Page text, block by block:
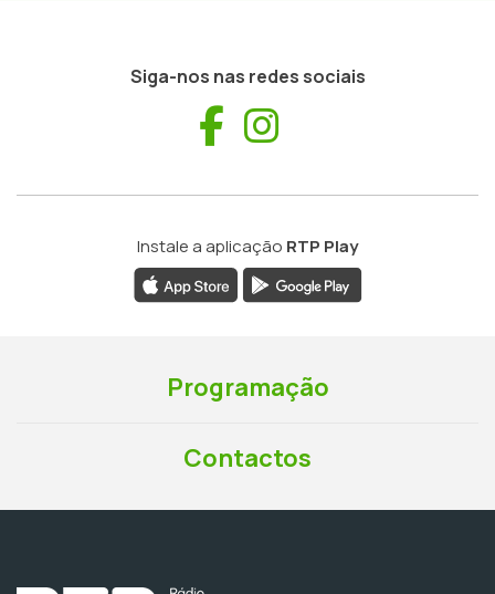
Siga-nos nas redes sociais
Facebook
Instale a aplicação RTP Play
Programação
Contactos